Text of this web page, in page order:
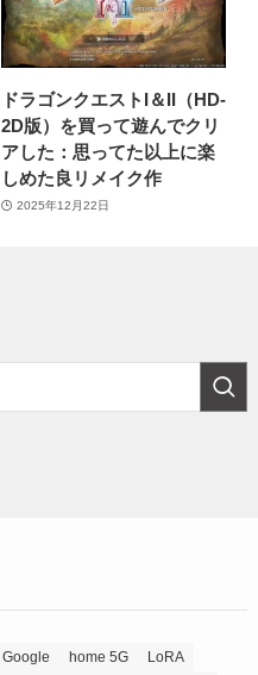
ドラゴンクエストI＆II（HD-
2D版）を買って遊んでクリ
アした：思ってた以上に楽
しめた良リメイク作
2025年12月22日
Google home 5G
LoRA